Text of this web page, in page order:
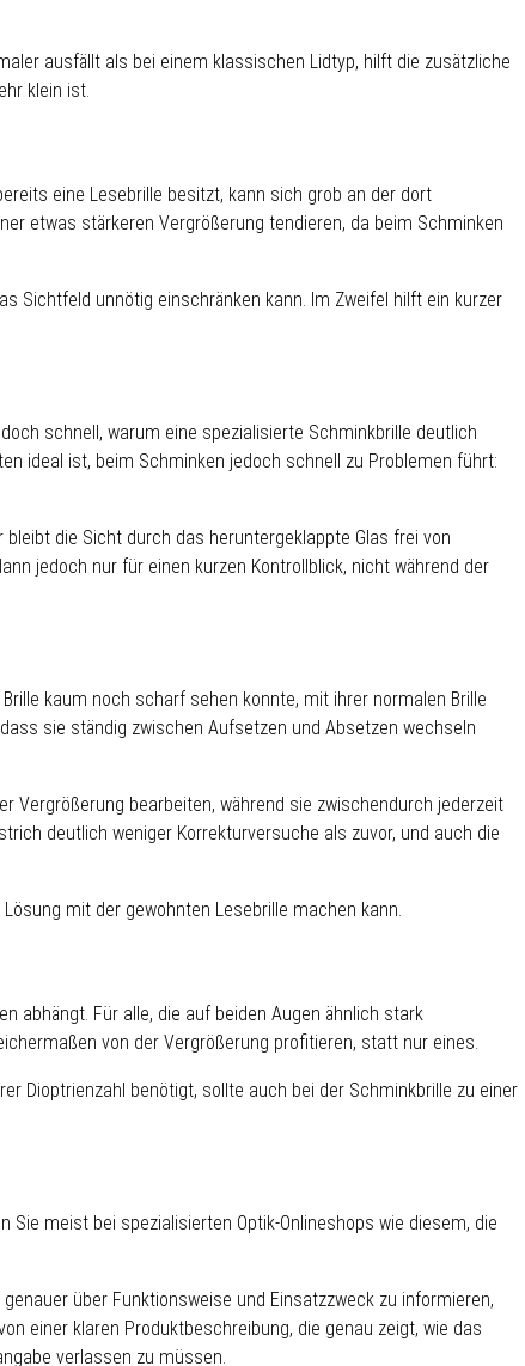
ausfällt als bei einem klassischen Lidtyp, hilft die zusätzliche
klein ist.
eine Lesebrille besitzt, kann sich grob an der dort
etwas stärkeren Vergrößerung tendieren, da beim Schminken
Sichtfeld unnötig einschränken kann. Im Zweifel hilft ein kurzer
schnell, warum eine spezialisierte Schminkbrille deutlich
ideal ist, beim Schminken jedoch schnell zu Problemen führt:
die Sicht durch das heruntergeklappte Glas frei von
jedoch nur für einen kurzen Kontrollblick, nicht während der
kaum noch scharf sehen konnte, mit ihrer normalen Brille
sie ständig zwischen Aufsetzen und Absetzen wechseln
Vergrößerung bearbeiten, während sie zwischendurch jederzeit
deutlich weniger Korrekturversuche als zuvor, und auch die
mit der gewohnten Lesebrille machen kann.
abhängt. Für alle, die auf beiden Augen ähnlich stark
von der Vergrößerung profitieren, statt nur eines.
Dioptrienzahl benötigt, sollte auch bei der Schminkbrille zu einer
meist bei spezialisierten Optik-Onlineshops wie diesem, die
über Funktionsweise und Einsatzzweck zu informieren,
einer klaren Produktbeschreibung, die genau zeigt, wie das
verlassen zu müssen.